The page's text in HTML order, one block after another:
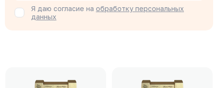
Я даю согласие на обработку персональных
данных